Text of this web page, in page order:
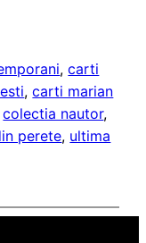
, carti
, carti marian
colectia nautor
perete, ultima